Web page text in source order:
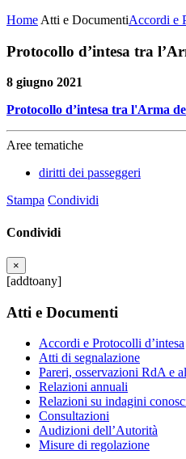
Home Atti e DocumentiAccordi e
Protocollo d’intesa tra
8 giugno 2021
Protocollo d’intesa tra l'Arma
Aree tematiche
diritti dei passeggeri
Stampa Condividi
Condividi
×
[addtoany]
Atti e Documenti
Accordi e Protocolli d’intesa
Atti di segnalazione
Pareri, osservazioni RdA e
Relazioni annuali
Relazioni su indagini
Consultazioni
Audizioni dell’Autorità
Misure di regolazione